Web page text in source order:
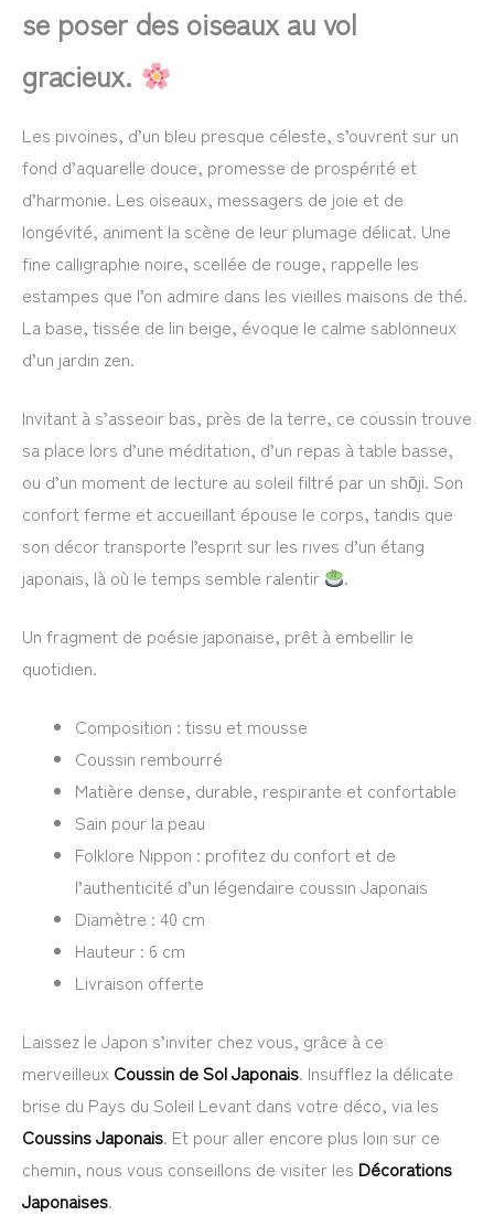
se poser des oiseaux au vol
gracieux.
Les pivoines, d’un bleu presque céleste, s’ouvrent sur un
fond d’aquarelle douce, promesse de prospérité et
d’harmonie. Les oiseaux, messagers de joie et de
longévité, animent la scène de leur plumage délicat. Une
fine calligraphie noire, scellée de rouge, rappelle les
estampes que l’on admire dans les vieilles maisons de thé.
La base, tissée de lin beige, évoque le calme sablonneux
d’un jardin zen.
Invitant à s’asseoir bas, près de la terre, ce coussin trouve
sa place lors d’une méditation, d’un repas à table basse,
ou d’un moment de lecture au soleil filtré par un shōji. Son
confort ferme et accueillant épouse le corps, tandis que
son décor transporte l’esprit sur les rives d’un étang
japonais, là où le temps semble ralentir
.
Un fragment de poésie japonaise, prêt à embellir le
quotidien.
Composition : tissu et mousse
Coussin rembourré
Matière dense, durable, respirante et confortable
Sain pour la peau
Folklore Nippon : profitez du confort et de
l’authenticité d’un légendaire coussin Japonais
Diamètre : 40 cm
Hauteur : 6 cm
Livraison offerte
Laissez le Japon s’inviter chez vous, grâce à ce
merveilleux Coussin de Sol Japonais. Insufflez la délicate
brise du Pays du Soleil Levant dans votre déco, via les
Coussins Japonais. Et pour aller encore plus loin sur ce
chemin, nous vous conseillons de visiter les Décorations
Japonaises.